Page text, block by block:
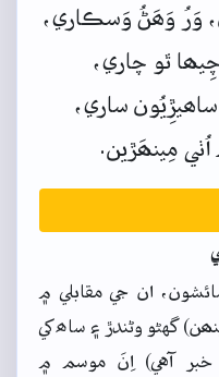
وَرُ وَھَڻُ وَسڪاري،
چِيھا ٿو چاري،
ساھيڙِيُون ساري،
اُٺي مِينھَڙين.
ان جي مقابلي ۾
گهڻو وڻندڙ ۽ ساھ کي
خبر آهي) اِنَ موسم ۾